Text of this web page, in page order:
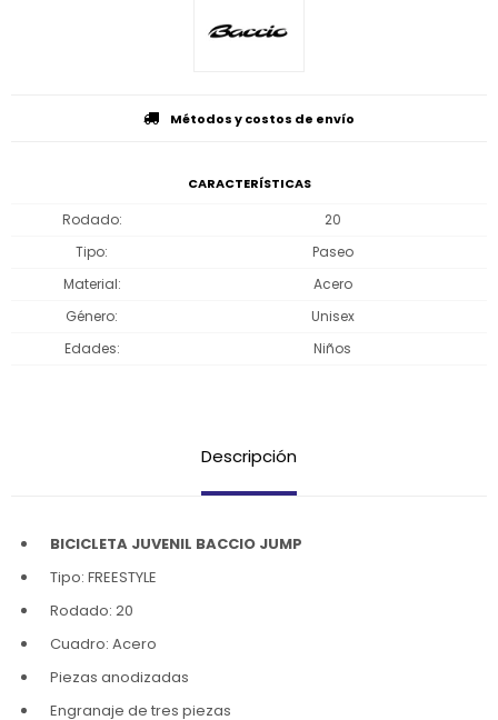
Métodos y costos de envío
CARACTERÍSTICAS
Rodado
20
Tipo
Paseo
Material
Acero
Género
Unisex
Edades
Niños
Descripción
BICICLETA JUVENIL BACCIO JUMP
Tipo: FREESTYLE
Rodado: 20
Cuadro: Acero
Piezas anodizadas
Engranaje de tres piezas